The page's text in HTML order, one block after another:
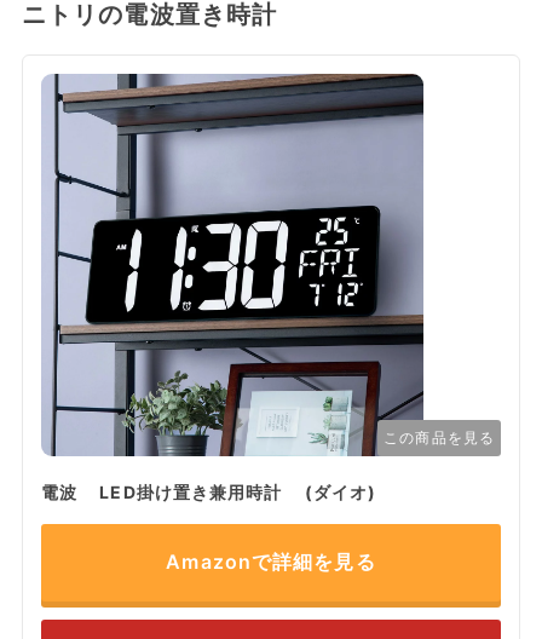
ニトリの電波置き時計
この商品を見る
電波 LED掛け置き兼用時計 (ダイオ)
Amazonで詳細を見る